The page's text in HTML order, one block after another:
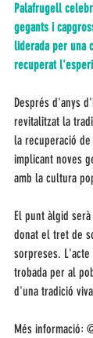
Palafrugell
gegants i
liderada per una
recuperat
Després d'anys
revitalitzat la
la recuperació
implicant noves
amb la cultura
El punt àlgid
donat el tret de
sorpreses.
trobada per al
d'una tradició
Més informació꞉